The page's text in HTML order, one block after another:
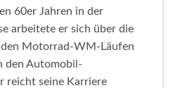
60er Jahren in der
arbeitete er sich über die
den Motorrad-WM-Läufen
den Automobil-
reicht seine Karriere